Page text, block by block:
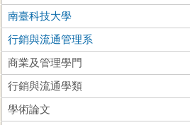
南臺科技大學
行銷與流通管理系
商業及管理學門
行銷與流通學類
學術論文